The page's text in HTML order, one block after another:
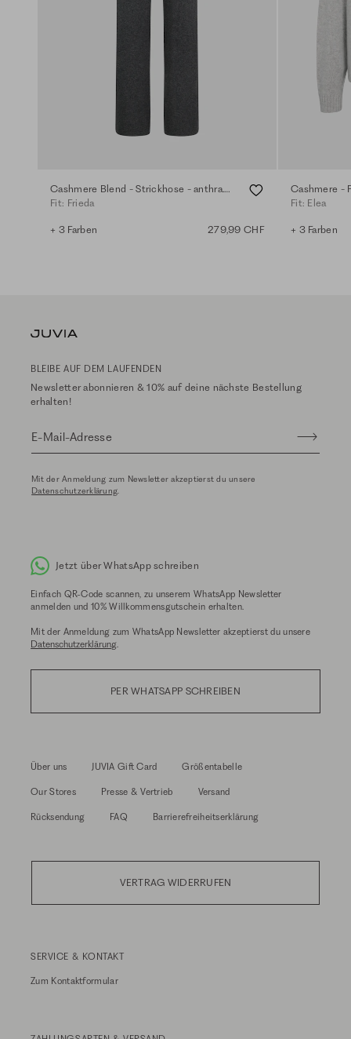
Cashmere Blend - Strickhose - anthra.mel.
Fit: Frieda
+ 3 Farben 279,99 CHF
Cashmere -
Fit: Elea
+ 3 Farben
BLEIBE AUF DEM LAUFENDEN
Newsletter abonnieren & 10% auf deine nächste Bestellung
erhalten!
E-Mail-Adresse
Mit der Anmeldung zum Newsletter akzeptierst du unsere
Datenschutzerklärung.
Jetzt über WhatsApp schreiben
Einfach QR-Code scannen, zu unserem WhatsApp Newsletter
anmelden und 10% Willkommensgutschein erhalten.
Mit der Anmeldung zum WhatsApp Newsletter akzeptierst du unsere
Datenschutzerklärung.
PER WHATSAPP SCHREIBEN
Über uns JUVIA Gift Card Größentabelle
Our Stores Presse & Vertrieb Versand
Rücksendung FAQ Barrierefreiheitserklärung
VERTRAG WIDERRUFEN
SERVICE & KONTAKT
Zum Kontaktformular